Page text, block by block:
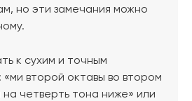
но эти замечания можно
к сухим и точным
второй октавы во втором
четверть тона ниже» или